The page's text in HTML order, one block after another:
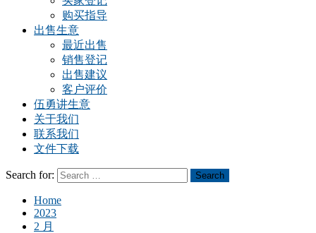
购买指导
出售生意
最近出售
销售登记
出售建议
客户评价
伍勇讲生意
关于我们
联系我们
文件下载
Search for: Search
Home
2023
2 月